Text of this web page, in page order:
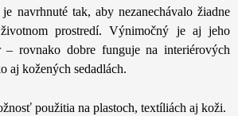
navrhnuté tak, aby nezanechávalo žiadne
prostredí. Výnimočný je aj jeho
– rovnako dobre funguje na interiérových
aj kožených sedadlách.
použitia na plastoch, textíliách aj koži.